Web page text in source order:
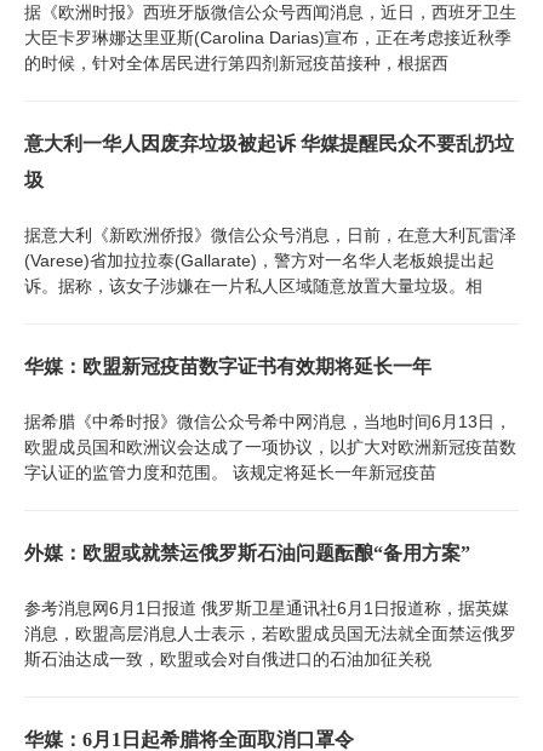
据《欧洲时报》西班牙版微信公众号西闻消息，近日，西班牙卫生
大臣卡罗琳娜达里亚斯(Carolina Darias)宣布，正在考虑接近秋季
的时候，针对全体居民进行第四剂新冠疫苗接种，根据西
意大利一华人因废弃垃圾被起诉 华媒提醒民众不要乱扔垃
圾
据意大利《新欧洲侨报》微信公众号消息，日前，在意大利瓦雷泽
(Varese)省加拉拉泰(Gallarate)，警方对一名华人老板娘提出起
诉。据称，该女子涉嫌在一片私人区域随意放置大量垃圾。相
华媒：欧盟新冠疫苗数字证书有效期将延长一年
据希腊《中希时报》微信公众号希中网消息，当地时间6月13日，
欧盟成员国和欧洲议会达成了一项协议，以扩大对欧洲新冠疫苗数
字认证的监管力度和范围。 该规定将延长一年新冠疫苗
外媒：欧盟或就禁运俄罗斯石油问题酝酿“备用方案”
参考消息网6月1日报道 俄罗斯卫星通讯社6月1日报道称，据英媒
消息，欧盟高层消息人士表示，若欧盟成员国无法就全面禁运俄罗
斯石油达成一致，欧盟或会对自俄进口的石油加征关税
华媒：6月1日起希腊将全面取消口罩令